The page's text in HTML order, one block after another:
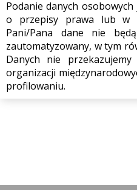
Podanie danych
o przepisy prawa lub w
Pani/Pana dane nie
zautomatyzowany, w tym
Danych nie
organizacji
profilowaniu.